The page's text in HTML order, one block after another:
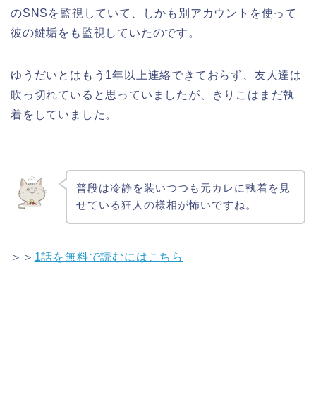
のSNSを監視していて、しかも別アカウントを使って
彼の鍵垢をも監視していたのです。
ゆうだいとはもう1年以上連絡できておらず、友人達は
吹っ切れていると思っていましたが、きりこはまだ執
着をしていました。
普段は冷静を装いつつも元カレに執着を見
せている狂人の様相が怖いですね。
＞＞ 1話を無料で読むにはこちら